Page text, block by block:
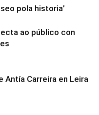
pola historia’
ao público con
Antía Carreira en Leira